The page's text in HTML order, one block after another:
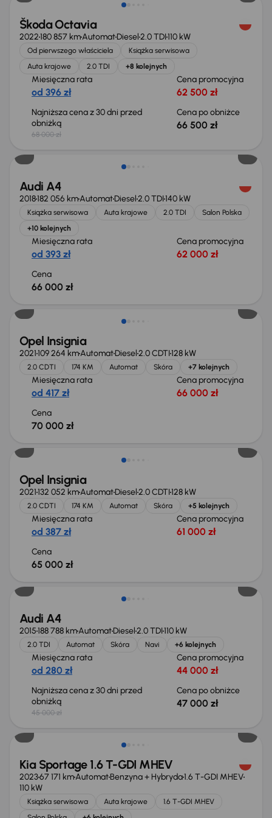
Škoda Octavia
2022180 857 kmAutomatDiesel2.0 TDI110 kW
Od pierwszego właściciela
Książka serwisowa
Auta krajowe
2.0 TDI +8 kolejnych
Miesięczna rata
od 396 zł
Cena promocyjna
62 500 zł
Najniższa cena z 30 dni przed
obniżką
68 000 zł
Cena po obniżce
66 500 zł
Audi A4
2018182 056 kmAutomatDiesel2.0 TDI140 kW
Książka serwisowa Auta krajowe 2.0 TDI
Salon Polska
+10 kolejnych
Miesięczna rata
od 393 zł
Cena promocyjna
62 000 zł
Cena
66 000 zł
Opel Insignia
2021109 264 kmAutomatDiesel2.0 CDTI128 kW
2.0 CDTI 174 KM Automat Skóra +7 kolejnych
Miesięczna rata
od 417 zł
Cena promocyjna
66 000 zł
Cena
70 000 zł
Opel Insignia
2021132 052 kmAutomatDiesel2.0 CDTI128 kW
2.0 CDTI 174 KM Automat Skóra +5 kolejnych
Miesięczna rata
od 387 zł
Cena promocyjna
61 000 zł
Cena
65 000 zł
Audi A4
2015188 788 kmAutomatDiesel2.0 TDI110 kW
2.0 TDI Automat Skóra Navi +6 kolejnych
Miesięczna rata
od 280 zł
Cena promocyjna
44 000 zł
Najniższa cena z 30 dni przed
obniżką
45 000 zł
Cena po obniżce
47 000 zł
Taniej o 1 000 zł
Kia Sportage 1.6 T-GDI MHEV
202367 171 kmAutomatBenzyna + Hybryda1.6 T-GDI MHEV
110 kW
Książka serwisowa Auta krajowe
1.6 T-GDI MHEV